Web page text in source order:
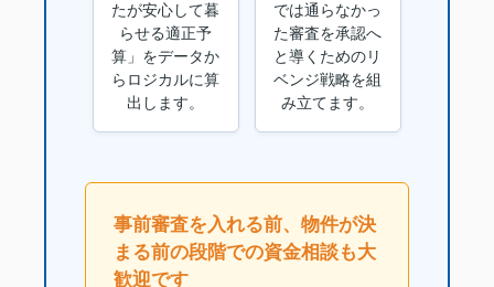
たが安心して暮
らせる適正予
算」をデータか
らロジカルに算
出します。
では通らなかっ
た審査を承認へ
と導くためのリ
ベンジ戦略を組
み立てます。
事前審査を入れる前、物件が決
まる前の段階での資金相談も大
歓迎です